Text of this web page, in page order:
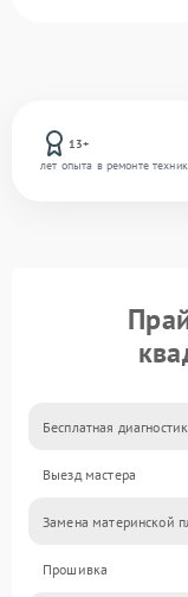
13+
лет опыта в ремонте
Бесплатная
Выезд мастера
Замена материнской
Прошивка